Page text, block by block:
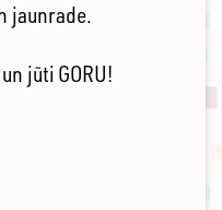
jaunrade.
jūti GORU!